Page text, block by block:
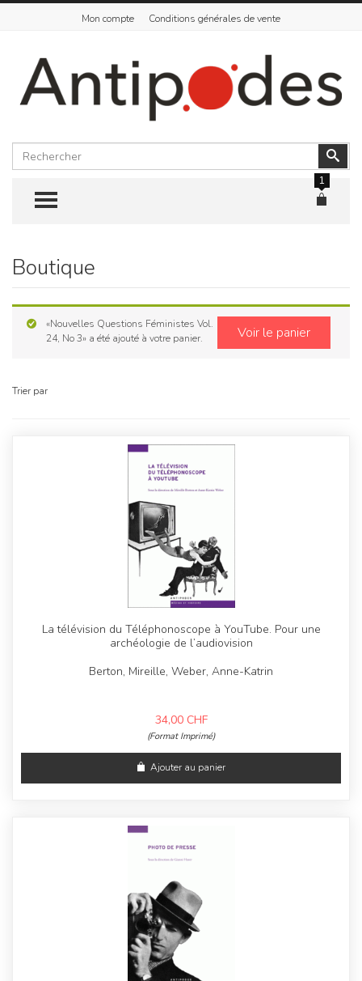
Mon compte Conditions générales de vente
Rechercher
TOGGLE MENU
1
Skip
content
Boutique
Voir le panier
«Nouvelles Questions Féministes Vol.
24, No 3» a été ajouté à votre panier.
Trier par
La télévision du Téléphonoscope à YouTube. Pour une
archéologie de l’audiovision
Berton, Mireille, Weber, Anne-Katrin
34,00 CHF
(Format Imprimé)
Ajouter au panier